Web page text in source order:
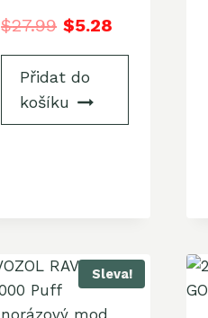
$27.99 $5.28
Přidat do
košíku
Sleva!